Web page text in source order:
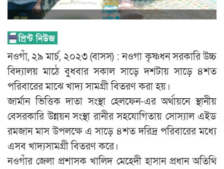
নওগাঁ, ২৯ মার্চ, ২০২৩ (বাসস) : নওগা কৃষ্ণধন সরকারি উচ্চ
বিদ্যালয় মাঠে বুধবার সকাল সাড়ে দশটায় সাড়ে ৪শত
পরিবারের মাঝে খাদ্য সামগ্রী বিতরণ করা হয়।
জার্মান ভিত্তিক দাতা সংস্থা হেলফেন-এর অর্থায়নে স্থানীয়
বেসরকারি উন্নয়ন সংস্থা রানীর সহযোগিতায় সোস্যাল এইড
রমজান মাস উপলক্ষে এ সাড়ে ৪শত দরিদ্র পরিবারের মধ্যে
এসব খাদ্যসামগ্রী বিতরণ করে।
নওগাঁর জেলা প্রশাসক খালিদ মেহেদী হাসান প্রধান অতিথি